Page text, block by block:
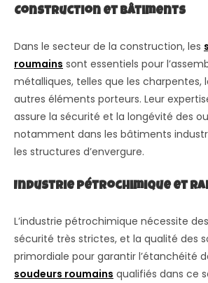
Construction et bâtiments
Dans le secteur de la construction, les
roumains sont essentiels pour
métalliques, telles que les charpentes,
autres éléments porteurs. Leur
assure la sécurité et la longévité des
notamment dans les bâtiments
les structures d’envergure.
Industrie pétrochimique et
L’industrie pétrochimique nécessite
sécurité très strictes, et la qualité des
primordiale pour garantir l’étanchéité
soudeurs roumains qualifiés dans ce